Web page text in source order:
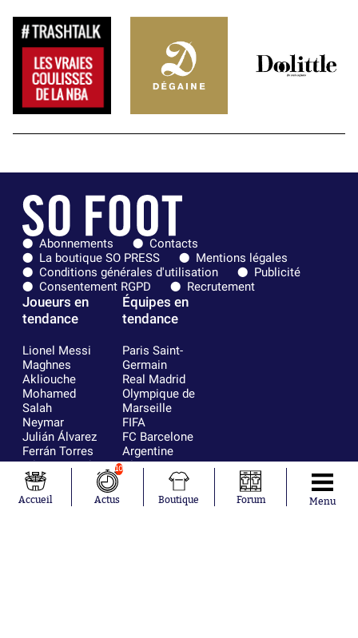
Abonnements
Contacts
La boutique SO PRESS
Mentions légales
Conditions générales d'utilisation
Publicité
Consentement RGPD
Recrutement
Joueurs en
tendance
Lionel Messi
Maghnes
Akliouche
Mohamed
Salah
Neymar
Julián Álvarez
Ferrán Torres
Kilian Corredor
Franco
Mastantuono
Orel Mangala
Équipes en
tendance
Paris Saint-
Germain
Real Madrid
Olympique de
Marseille
FIFA
FC Barcelone
Argentine
Olympique
AS Monaco
RC Strasbourg
Accueil
10
Actus Boutique Forum Menu